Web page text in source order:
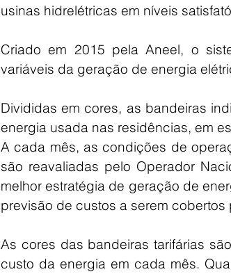
usinas hidrelétricas em níveis
Criado em 2015 pela Aneel, o
variáveis da geração de energia
Divididas em cores, as bandeiras
energia usada nas residências, em
A cada mês, as condições de
são reavaliadas pelo Operador
melhor estratégia de geração de
previsão de custos a serem cobertos
As cores das bandeiras tarifárias
custo da energia em cada mês.